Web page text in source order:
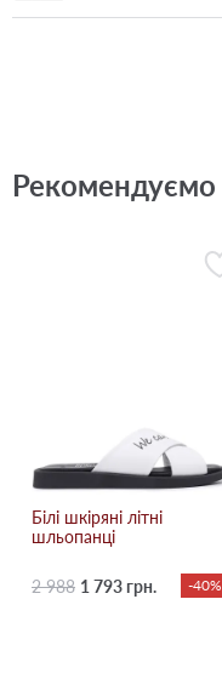
Рекомендуємо
Білі шкіряні літні
шльопанці
2 988 1 793 грн. -40%